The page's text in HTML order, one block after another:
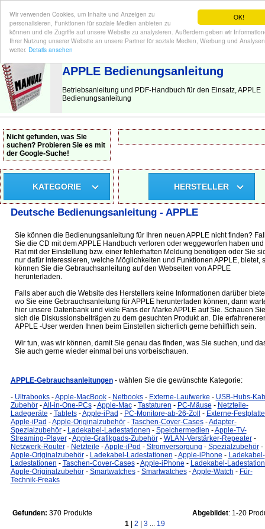
OK!
Wir verwenden Cookies, um Inhalte und Anzeigen zu
personalisieren, Funktionen für soziale Medien anbieten zu
können und die Zugriffe auf unsere Website zu analysieren. Außerdem geben wir
Ihrer Nutzung unserer Website an unsere Partner für soziale Medien, Werbung und Analysen
weiter. Details ansehen
BEDIENUNGSANLEITUNG | Hier finden Sie die deutsche Anleitung!
APPLE Bedienungsanleitung
Betriebsanleitung und PDF-Handbuch für den Einsatz, APPLE
Bedienungsanleitung
Nicht gefunden, was Sie
suchen? Probieren Sie es mit
der Google-Suche!
KATEGORIE HERSTELLER
Deutsche Bedienungsanleitung - APPLE
Sie können die Bedienungsanleitung für Ihren neuen APPLE nicht finden?
Sie die CD mit dem APPLE Handbuch verloren oder weggeworfen haben und
Rat mit der Einstellung bzw. einer fehlerhaften Meldung benötigen oder Sie
nur dafür interessieren, welche Möglichkeiten und Funktionen APPLE, bietet,
können Sie die Gebrauchsanleitung auf den Webseiten von APPLE
herunterladen.
Falls aber auch die Website des Herstellers keine Informationen darüber
wo Sie eine Gebrauchsanleitung für APPLE herunterladen können, dann
hier unsere Datenbank und viele Fans der Marke APPLE auf Sie. Schauen Sie
sich die Diskussionsbeiträgen zu dem gesuchten Produkt an. Die
APPLE -User werden Ihnen beim Einstellen sicherlich gerne behilflich sein.
Wir tun, was wir können, damit Sie genau das finden, was Sie suchen, und
Sie auch gerne wieder einmal bei uns vorbeischauen.
APPLE-Gebrauchsanleitungen - wählen Sie die gewünschte Kategorie:
- Ultrabooks-Apple-MacBook- Netbooks- Externe-Laufwerke - USB-Hubs-
Zubehör-All-in-One-PCs-Apple-Mac- Tastaturen - PC-Mäuse - Netzteile-
Ladegeräte - Tablets-Apple-iPad - PC-Monitore-ab-26-Zoll - Externe-
Apple-iPad -Apple-Originalzubehör- Taschen-Cover-Cases-Adapter-
Spezialzubehör- Ladekabel-Ladestationen - Speichermedien -Apple-TV-
Streaming-Player-Apple-Grafikpads-Zubehör- WLAN-Verstärker-Repeater-
Netzwerk-Router- Netzteile -Apple-iPod - Stromversorgung - Spezialzubehör-
Apple-Originalzubehör- Ladekabel-Ladestationen -Apple-iPhone - Ladekabel-
Ladestationen - Taschen-Cover-Cases-Apple-iPhone - Ladekabel-
Apple-Originalzubehör- Smartwatches- Smartwatches-Apple-Watch - Für-
Technik-Freaks
Gefunden: 370 Produkte Abgebildet: 1-20
1
2 3... 19